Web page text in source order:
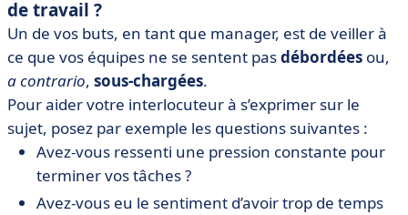
de travail ?
Un de vos buts, en tant que manager, est de veiller à
ce que vos équipes ne se sentent pasdébordées ou,
a contrario, sous-chargées.
Pour aider votre interlocuteur à s’exprimer sur le
sujet, posez par exemple les questions suivantes :
Avez-vous ressenti une pression constante pour
terminer vos tâches ?
Avez-vous eu le sentiment d’avoir trop de temps